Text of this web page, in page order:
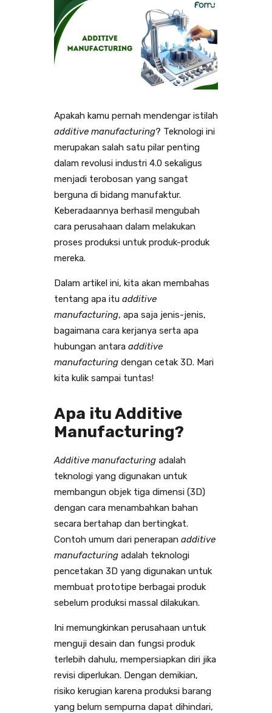
Apakah kamu pernah mendengar istilah
additive manufacturing? Teknologi ini
merupakan salah satu pilar penting
dalam revolusi industri 4.0 sekaligus
menjadi terobosan yang sangat
berguna di bidang manufaktur.
Keberadaannya berhasil mengubah
cara perusahaan dalam melakukan
proses produksi untuk produk-produk
mereka.
Dalam artikel ini, kita akan membahas
tentang apa itu additive
manufacturing, apa saja jenis-jenis,
bagaimana cara kerjanya serta apa
hubungan antara additive
manufacturing dengan cetak 3D. Mari
kita kulik sampai tuntas!
Apa itu Additive
Manufacturing?
Additive manufacturing adalah
teknologi yang digunakan untuk
membangun objek tiga dimensi (3D)
dengan cara menambahkan bahan
secara bertahap dan bertingkat.
Contoh umum dari penerapan additive
manufacturing adalah teknologi
pencetakan 3D yang digunakan untuk
membuat prototipe berbagai produk
sebelum produksi massal dilakukan.
Ini memungkinkan perusahaan untuk
menguji desain dan fungsi produk
terlebih dahulu, mempersiapkan diri jika
revisi diperlukan. Dengan demikian,
risiko kerugian karena produksi barang
yang belum sempurna dapat dihindari,